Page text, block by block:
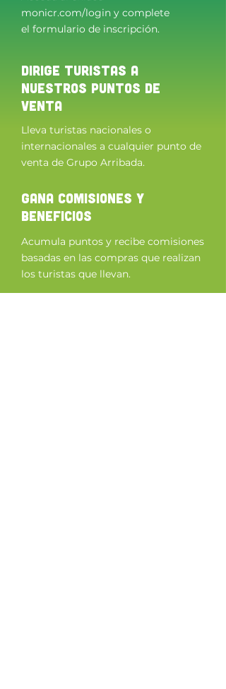
monicr.com/login y complete
el formulario de inscripción.
Dirige turistas a
nuestros puntos de
venta
Lleva turistas nacionales o
internacionales a cualquier punto de
venta de Grupo Arribada.
Gana comisiones y
beneficios
Acumula puntos y recibe comisiones
basadas en las compras que realizan
los turistas que llevan.